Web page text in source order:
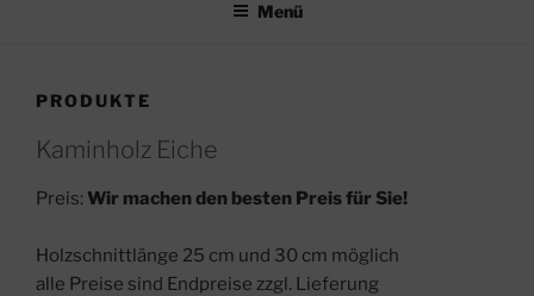
Menü
PRODUKTE
Kaminholz Eiche
Preis: Wir machen den besten Preis für Sie!
Holzschnittlänge 25 cm und 30 cm möglich
alle Preise sind Endpreise zzgl. Lieferung